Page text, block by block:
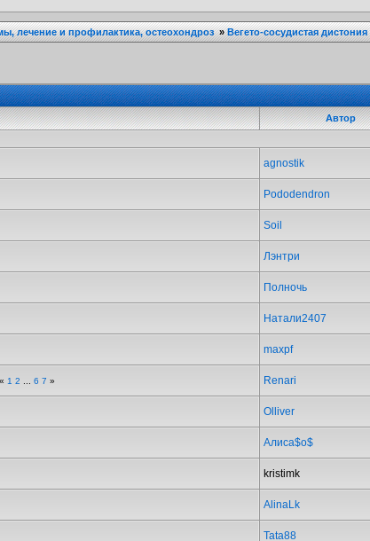
лечение и профилактика, остеохондроз»Вегето-сосудистая дистония
Автор
agnostik
Pododendron
Soil
Лэнтри
Полночь
Натали2407
maxpf
« 1 2 6 7 » Renari
Olliver
Алиса$о$
kristimk
AlinaLk
Tata88